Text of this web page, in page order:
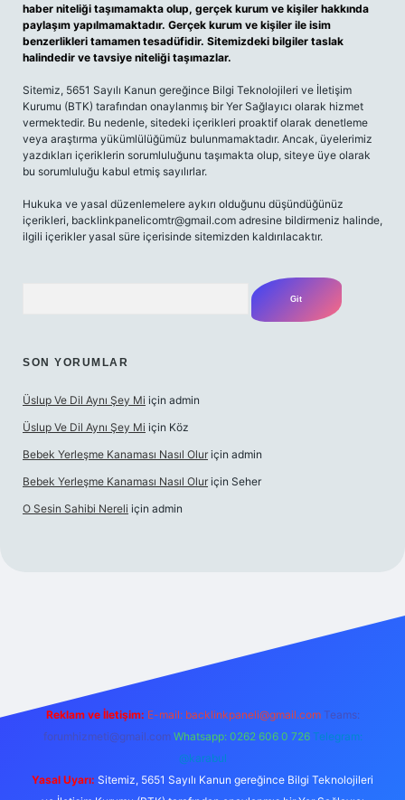
haber niteliği taşımamakta olup, gerçek kurum ve kişiler hakkında
paylaşım yapılmamaktadır. Gerçek kurum ve kişiler ile isim
benzerlikleri tamamen tesadüfidir. Sitemizdeki bilgiler taslak
halindedir ve tavsiye niteliği taşımazlar.
Sitemiz, 5651 Sayılı Kanun gereğince Bilgi Teknolojileri ve İletişim
Kurumu (BTK) tarafından onaylanmış bir Yer Sağlayıcı olarak hizmet
vermektedir. Bu nedenle, sitedeki içerikleri proaktif olarak denetleme
veya araştırma yükümlülüğümüz bulunmamaktadır. Ancak, üyelerimiz
yazdıkları içeriklerin sorumluluğunu taşımakta olup, siteye üye olarak
bu sorumluluğu kabul etmiş sayılırlar.
Hukuka ve yasal düzenlemelere aykırı olduğunu düşündüğünüz
içerikleri, backlinkpanelicomtr@gmail.com adresine bildirmeniz halinde,
ilgili içerikler yasal süre içerisinde sitemizden kaldırılacaktır.
SON YORUMLAR
Üslup Ve Dil Aynı Şey Mi için admin
Üslup Ve Dil Aynı Şey Mi için Köz
Bebek Yerleşme Kanaması Nasıl Olur için admin
Bebek Yerleşme Kanaması Nasıl Olur için Seher
O Sesin Sahibi Nereli için admin
Reklam ve İletişim: E-mail: backlinkpaneli@gmail.com Teams:
forumhizmeti@gmail.com Whatsapp: 0262 606 0 726 Telegram:
@karabul
Yasal Uyarı: Sitemiz, 5651 Sayılı Kanun gereğince Bilgi Teknolojileri